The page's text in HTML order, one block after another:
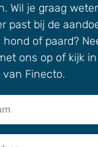
Wil je graag
past bij de
of paard?
ons op of kijk
Finecto.